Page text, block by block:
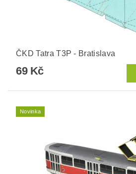
ČKD Tatra T3P - Bratislava
69 Kč
Novinka